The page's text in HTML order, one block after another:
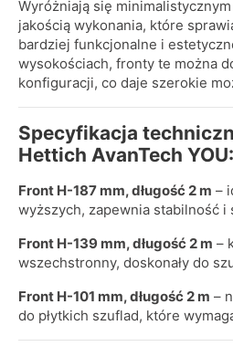
Wyróżniają się
jakością wykonania, które
bardziej funkcjonalne i
wysokościach, fronty te można
konfiguracji, co daje szerokie
Specyfikacja
Hettich AvanTech YOU:
Front H-187 mm, długość 2 m –
wyższych, zapewnia stabilność i
Front H-139 mm, długość 2 m –
wszechstronny, doskonały do
Front H-101 mm, długość 2 m –
do płytkich szuflad, które